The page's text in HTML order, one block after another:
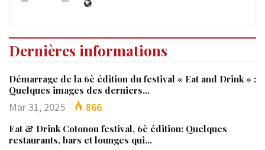
Dernières informations
Démarrage de la 6è édition du festival « Eat and Drink » :
Quelques images des derniers…
Mar 31, 2025 866
Eat & Drink Cotonou festival, 6è édition: Quelques
restaurants, bars et lounges qui…